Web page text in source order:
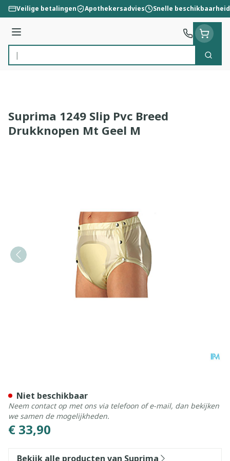
Ga naar de inhoud
Veilige betalingen Apothekersadvies Snelle beschikbaarheid
Menu
Product, merk, categorie...
Zoek
Suprima 1249 Slip Pvc Breed
Drukknopen Mt Geel M
€ 33,90
Niet beschikbaar
Neem contact op met ons via telefoon of e-mail, dan bekijken
we samen de mogelijkheden.
Bekijk alle producten van Suprima